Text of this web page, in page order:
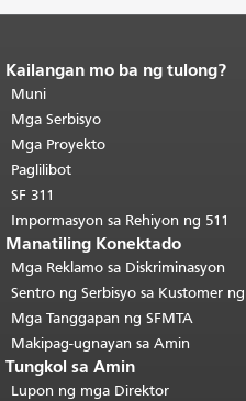
Katapusan ng nilalaman ng
pahina.
pahinang ito ay nauulit sa bawat
pahina.Bumalik sa tuktok ng
pangunahing nilalaman
Kailangan mo ba ng tulong?
Muni
Mga Serbisyo
Mga Proyekto
Paglilibot
SF 311
Impormasyon sa Rehiyon ng 511
Manatiling Konektado
Mga Reklamo sa Diskriminasyon
Sentro ng Serbisyo sa Kustomer
Mga Tanggapan ng SFMTA
Makipag-ugnayan sa Amin
Tungkol sa Amin
Lupon ng mga Direktor